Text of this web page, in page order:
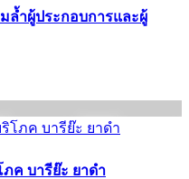
ล้ำผู้ประกอบการและผู้
ค บารีย๊ะ ยาดำ